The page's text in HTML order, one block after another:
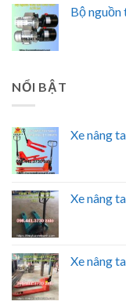
Bộ
NỔI BẬT
Xe nâng
Xe nâng
Xe nâng